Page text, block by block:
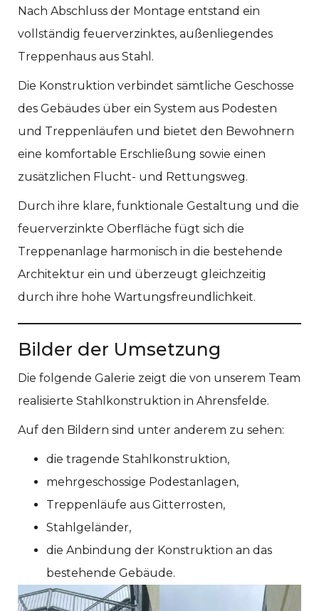
Nach Abschluss der Montage entstand ein
vollständig feuerverzinktes, außenliegendes
Treppenhaus aus Stahl.
Die Konstruktion verbindet sämtliche Geschosse
des Gebäudes über ein System aus Podesten
und Treppenläufen und bietet den Bewohnern
eine komfortable Erschließung sowie einen
zusätzlichen Flucht- und Rettungsweg.
Durch ihre klare, funktionale Gestaltung und die
feuerverzinkte Oberfläche fügt sich die
Treppenanlage harmonisch in die bestehende
Architektur ein und überzeugt gleichzeitig
durch ihre hohe Wartungsfreundlichkeit.
Bilder der Umsetzung
Die folgende Galerie zeigt die von unserem Team
realisierte Stahlkonstruktion in Ahrensfelde.
Auf den Bildern sind unter anderem zu sehen:
die tragende Stahlkonstruktion,
mehrgeschossige Podestanlagen,
Treppenläufe aus Gitterrosten,
Stahlgeländer,
die Anbindung der Konstruktion an das
bestehende Gebäude.